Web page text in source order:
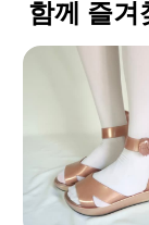
함께 즐겨